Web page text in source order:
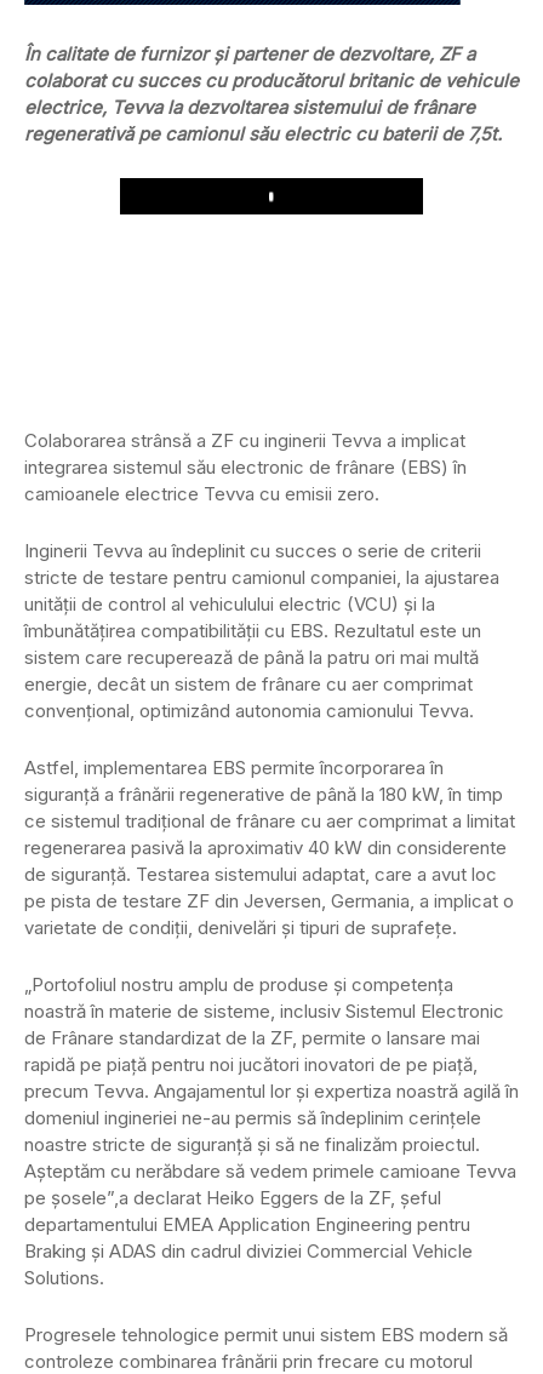
În calitate de furnizor și partener de dezvoltare, ZF a
colaborat cu succes cu producătorul britanic de vehicule
electrice, Tevva la dezvoltarea sistemului de frânare
regenerativă pe camionul său electric cu baterii de 7,5t.
Play
Colaborarea strânsă a ZF cu inginerii Tevva a implicat
integrarea sistemul său electronic de frânare (EBS) în
camioanele electrice Tevva cu emisii zero.
Inginerii Tevva au îndeplinit cu succes o serie de criterii
stricte de testare pentru camionul companiei, la ajustarea
unității de control al vehiculului electric (VCU) și la
îmbunătățirea compatibilității cu EBS. Rezultatul este un
sistem care recuperează de până la patru ori mai multă
energie, decât un sistem de frânare cu aer comprimat
convențional, optimizând autonomia camionului Tevva.
Astfel, implementarea EBS permite încorporarea în
siguranță a frânării regenerative de până la 180 kW, în timp
ce sistemul tradițional de frânare cu aer comprimat a limitat
regenerarea pasivă la aproximativ 40 kW din considerente
de siguranță. Testarea sistemului adaptat, care a avut loc
pe pista de testare ZF din Jeversen, Germania, a implicat o
varietate de condiții, denivelări și tipuri de suprafețe.
„Portofoliul nostru amplu de produse și competența
noastră în materie de sisteme, inclusiv Sistemul Electronic
de Frânare standardizat de la ZF, permite o lansare mai
rapidă pe piață pentru noi jucători inovatori de pe piață,
precum Tevva. Angajamentul lor și expertiza noastră agilă în
domeniul ingineriei ne-au permis să îndeplinim cerințele
noastre stricte de siguranță și să ne finalizăm proiectul.
Așteptăm cu nerăbdare să vedem primele camioane Tevva
pe șosele”,a declarat Heiko Eggers de la ZF, șeful
departamentului EMEA Application Engineering pentru
Braking și ADAS din cadrul diviziei Commercial Vehicle
Solutions.
Progresele tehnologice permit unui sistem EBS modern să
controleze combinarea frânării prin frecare cu motorul